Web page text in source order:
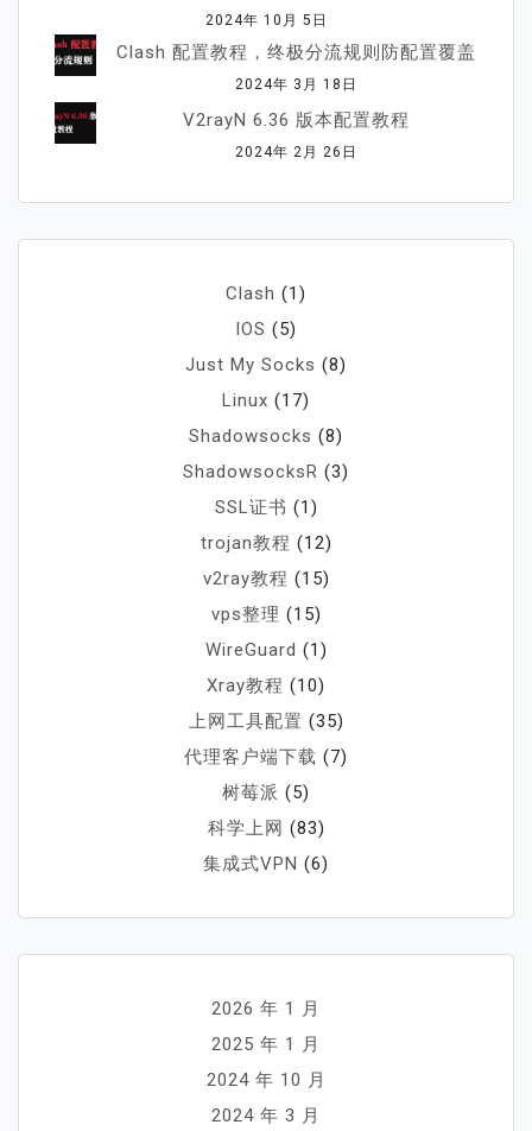
2024年 10月 5日
Clash 配置教程，终极分流规则防配置覆盖
2024年 3月 18日
V2rayN 6.36 版本配置教程
2024年 2月 26日
Clash (1)
IOS (5)
Just My Socks (8)
Linux (17)
Shadowsocks (8)
ShadowsocksR (3)
SSL证书 (1)
trojan教程 (12)
v2ray教程 (15)
vps整理 (15)
WireGuard (1)
Xray教程 (10)
上网工具配置 (35)
代理客户端下载 (7)
树莓派 (5)
科学上网 (83)
集成式VPN (6)
2026 年 1 月
2025 年 1 月
2024 年 10 月
2024 年 3 月